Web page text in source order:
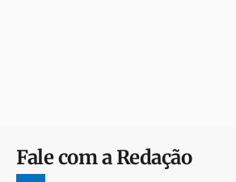
Fale com a Redação